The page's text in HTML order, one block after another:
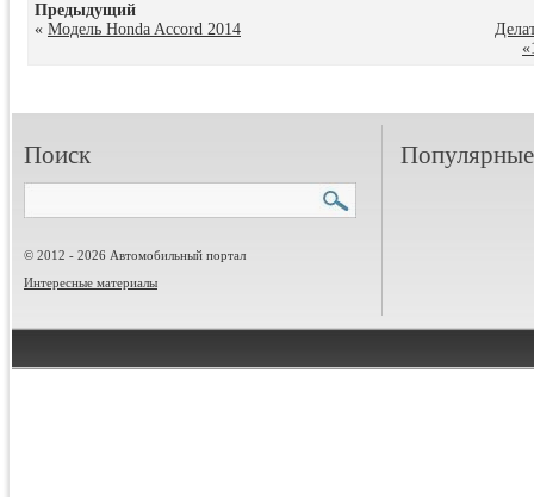
Предыдущий
« Модель Honda Accord 2014
Поиск
© 2012 - 2026 Автомобильный портал
Интересные материалы
Популярные